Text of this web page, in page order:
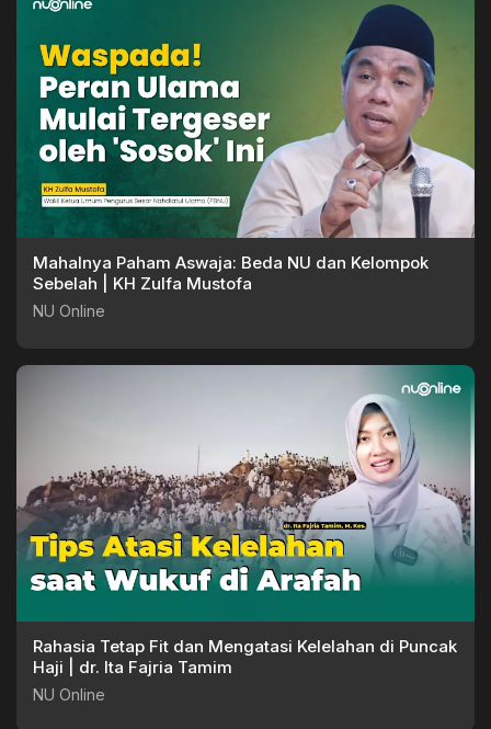
Mahalnya Paham Aswaja: Beda NU dan Kelompok
Sebelah | KH Zulfa Mustofa
NU Online
Rahasia Tetap Fit dan Mengatasi Kelelahan di Puncak
Haji | dr. Ita Fajria Tamim
NU Online